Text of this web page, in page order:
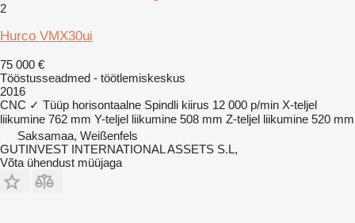
2
Hurco VMX30ui
75 000 €
Tööstusseadmed - töötlemiskeskus
2016
CNC ✓ Tüüp horisontaalne Spindli kiirus 12 000 p/min X-teljel
liikumine 762 mm Y-teljel liikumine 508 mm Z-teljel liikumine 520 mm
Saksamaa, Weißenfels
GUTINVEST INTERNATIONAL ASSETS S.L,
Võta ühendust müüjaga